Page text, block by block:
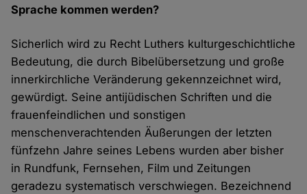
Sprache kommen werden?
Sicherlich wird zu Recht Luthers kulturgeschichtliche
Bedeutung, die durch Bibelübersetzung und große
innerkirchliche Veränderung gekennzeichnet wird,
gewürdigt. Seine antijüdischen Schriften und die
frauenfeindlichen und sonstigen
menschenverachtenden Äußerungen der letzten
fünfzehn Jahre seines Lebens wurden aber bisher
in Rundfunk, Fernsehen, Film und Zeitungen
geradezu systematisch verschwiegen. Bezeichnend